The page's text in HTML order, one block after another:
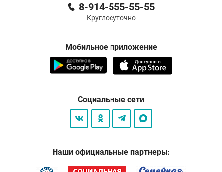
8-914-555-55-55
Круглосуточно
Мобильное приложение
Социальные сети
Наши официальные партнеры: